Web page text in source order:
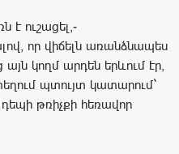
է ուշացել,-
որ վիճելն առանձնապես
կողմ արդեն երևում էր,
պտույտ կատարում`
թռիչքի հեռավոր